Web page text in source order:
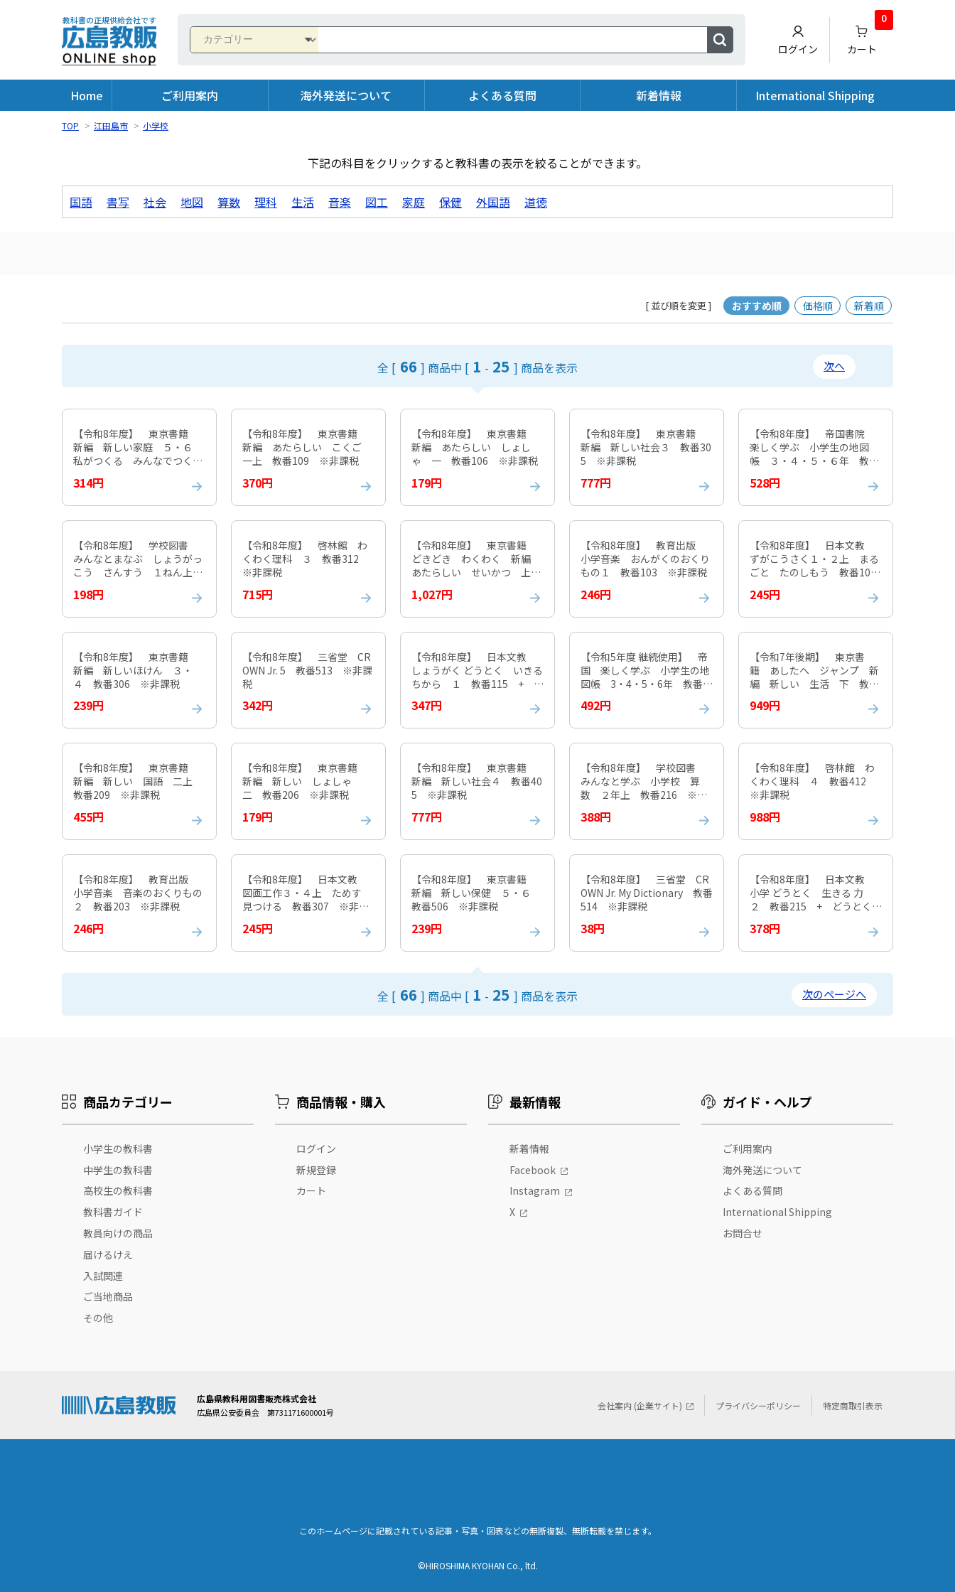
教科書の正規供給会社です
ログイン カート
0
Home ご利用案内 海外発送について よくある質問 新着情報 International Shipping
TOP > 江田島市 > 小学校
下記の科目をクリックすると教科書の表示を絞ることができます。
国語 書写 社会 地図 算数 理科 生活 音楽 図工 家庭 保健 外国語 道徳
[ 並び順を変更 ] おすすめ順 価格順 新着順
全 [ 66 ] 商品中 [ 1 - 25 ] 商品を表示 次へ
【令和8年度】 東京書籍
新編 新しい家庭 ５・６
私がつくる みんなでつく
※非課税
314円
【令和8年度】 東京書籍
新編 あたらしい こくご
一上 教番109 ※非課税
370円
【令和8年度】 東京書籍
新編 あたらしい しょし
ゃ 一 教番106 ※非課税
179円
【令和8年度】 東京書籍
新編 新しい社会３ 教番30
5 ※非課税
777円
【令和8年度】 帝国書院
楽しく学ぶ 小学生の地図
帳 ３・４・５・６年 教番
528円
【令和8年度】 学校図書
みんなとまなぶ しょうがっ
こう さんすう １ねん上
198円
【令和8年度】 啓林館 わ
くわく理科 ３ 教番312
※非課税
715円
【令和8年度】 東京書籍
どきどき わくわく 新編
あたらしい せいかつ 上
1,027円
【令和8年度】 教育出版
小学音楽 おんがくのおくり
もの１ 教番103 ※非課税
246円
【令和8年度】 日本文教
ずがこうさく１・２上 まる
ごと たのしもう 教番107
245円
【令和8年度】 東京書籍
新編 新しいほけん ３・
４ 教番306 ※非課税
239円
【令和8年度】 三省堂 CR
OWN Jr. 5 教番513 ※非課
税
342円
【令和8年度】 日本文教
しょうがく どうとく いきる
ちから １ 教番115 + ど
非課税
347円
【令和5年度 継続使用】 帝
国 楽しく学ぶ 小学生の地
図帳 3・4・5・6年 教番 3
492円
【令和7年後期】 東京書
籍 あしたへ ジャンプ 新
編 新しい 生活 下 教番
949円
【令和8年度】 東京書籍
新編 新しい 国語 二上
教番209 ※非課税
455円
【令和8年度】 東京書籍
新編 新しい しょしゃ
二 教番206 ※非課税
179円
【令和8年度】 東京書籍
新編 新しい社会４ 教番40
5 ※非課税
777円
【令和8年度】 学校図書
みんなと学ぶ 小学校 算
数 ２年上 教番216 ※非
388円
【令和8年度】 啓林館 わ
くわく理科 ４ 教番412
※非課税
988円
【令和8年度】 教育出版
小学音楽 音楽のおくりもの
２ 教番203 ※非課税
246円
【令和8年度】 日本文教
図画工作３・４上 ためす
見つける 教番307 ※非課
245円
【令和8年度】 東京書籍
新編 新しい保健 ５・６
教番506 ※非課税
239円
【令和8年度】 三省堂 CR
OWN Jr. My Dictionary 教番
514 ※非課税
38円
【令和8年度】 日本文教
小学 どうとく 生きる 力
２ 教番215 + どうとくノ
378円
全 [ 66 ] 商品中 [ 1 - 25 ] 商品を表示 次のページへ
商品カテゴリー
小学生の教科書
中学生の教科書
高校生の教科書
教科書ガイド
教員向けの商品
届けるけえ
入試関連
ご当地商品
その他
商品情報・購入
ログイン
新規登録
カート
最新情報
新着情報
Facebook
Instagram
X
ガイド・ヘルプ
ご利用案内
海外発送について
よくある質問
International Shipping
お問合せ
広島県教科用図書販売株式会社
広島県公安委員会 第731171600001号
会社案内 (企業サイト) プライバシーポリシー 特定商取引表示
このホームページに記載されている記事・写真・図表などの無断複製、無断転載を禁じます。
©HIROSHIMA KYOHAN Co., ltd.